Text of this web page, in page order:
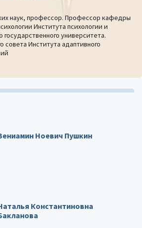
наук, профессор. Профессор кафедры
Института психологии и
государственного университета.
совета Института адаптивного
Ноевич Пушкин
Константиновна